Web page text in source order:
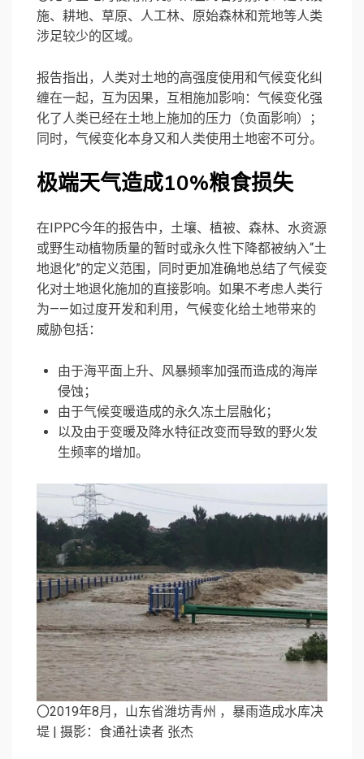
施、耕地、草原、人工林、原始森林和荒地等人类
涉足较少的区域。
报告指出，人类对土地的高强度使用和气候变化纠
缠在一起，互为因果，互相施加影响：气候变化强
化了人类已经在土地上施加的压力（负面影响）；
同时，气候变化本身又和人类使用土地密不可分。
极端天气造成10%粮食损失
在IPPC今年的报告中，土壤、植被、森林、水资源
或野生动植物质量的暂时或永久性下降都被纳入“土
地退化”的定义范围，同时更加准确地总结了气候变
化对土地退化施加的直接影响。如果不考虑人类行
为——如过度开发和利用，气候变化给土地带来的
威胁包括：
由于海平面上升、风暴频率加强而造成的海岸
侵蚀；
由于气候变暖造成的永久冻土层融化；
以及由于变暖及降水特征改变而导致的野火发
生频率的增加。
〇2019年8月，山东省潍坊青州 ，暴雨造成水库决
堤 | 摄影：食通社读者 张杰